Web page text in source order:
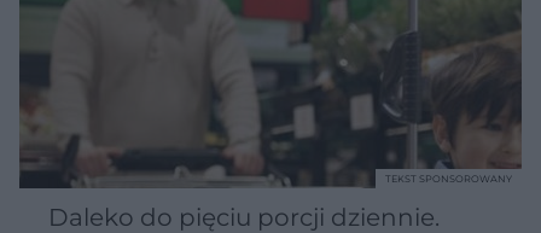
Daleko do pięciu porcji dziennie.
TEKST SPONSOROWANY